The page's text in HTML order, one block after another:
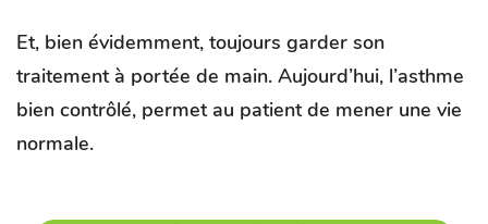
Et, bien évidemment, toujours garder son
traitement à portée de main. Aujourd’hui, l’asthme
bien contrôlé, permet au patient de mener une vie
normale.